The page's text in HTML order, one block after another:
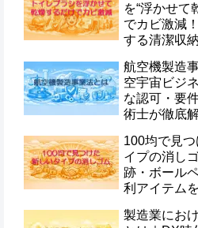
を“浮かせて
でカビ激減
する清潔収
航空機製造
空宇宙ビジ
な認可・要
術士が徹底
100均で見
イプの消し
跡・ボール
利アイテム
製造業にお